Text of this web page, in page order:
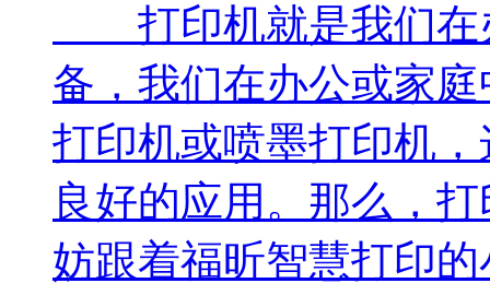
打印机就是我们在
备，我们在办公或家
打印机或喷墨打印机
良好的应用。那么，
妨跟着福昕智慧打